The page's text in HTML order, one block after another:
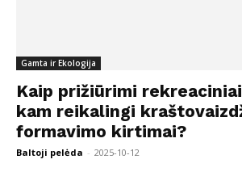
Gamta ir Ekologija
Kaip prižiūrimi
kam reikalingi
formavimo kirtimai?
Baltoji pelėda - 2025-10-12